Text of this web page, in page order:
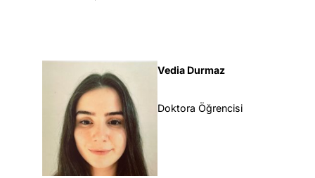
Vedia Durmaz
Doktora Öğrencisi